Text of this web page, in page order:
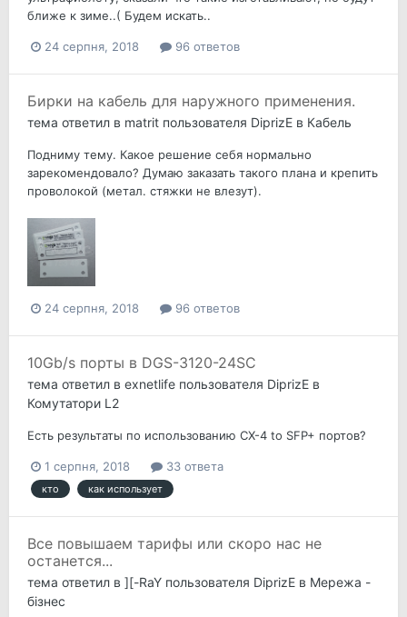
ближе к зиме..( Будем искать..
24 серпня, 2018 96 ответов
Бирки на кабель для наружного применения.
тема ответил в matrit пользователя DiprizE в Кабель
Подниму тему. Какое решение себя нормально
зарекомендовало? Думаю заказать такого плана и крепить
проволокой (метал. стяжки не влезут).
24 серпня, 2018 96 ответов
10Gb/s порты в DGS-3120-24SC
тема ответил в exnetlife пользователя DiprizE в
Комутатори L2
Есть результаты по использованию CX-4 to SFP+ портов?
1 серпня, 2018 33 ответа
кто как использует
Все повышаем тарифы или скоро нас не
останется...
тема ответил в ][-RaY пользователя DiprizE в Мережа -
бізнес